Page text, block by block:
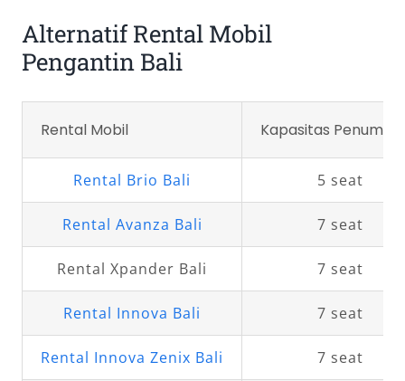
Alternatif Rental Mobil
Pengantin Bali
Rental Mobil Kapasitas
Rental Brio Bali 5 seat
Rental Avanza Bali 7 seat
Rental Xpander Bali 7 seat
Rental Innova Bali 7 seat
Rental Innova Zenix Bali 7 seat